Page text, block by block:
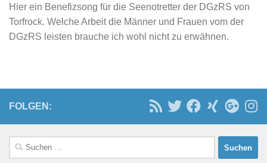
Hier ein Benefizsong für die Seenotretter der DGzRS von
Torfrock. Welche Arbeit die Männer und Frauen vom der
DGzRS leisten brauche ich wohl nicht zu erwähnen.
FOLGEN:
Suchen
nach: